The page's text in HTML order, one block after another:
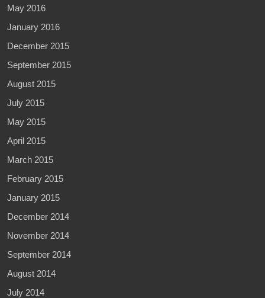
May 2016
January 2016
December 2015
September 2015
August 2015
July 2015
May 2015
April 2015
March 2015
February 2015
January 2015
December 2014
November 2014
September 2014
August 2014
July 2014